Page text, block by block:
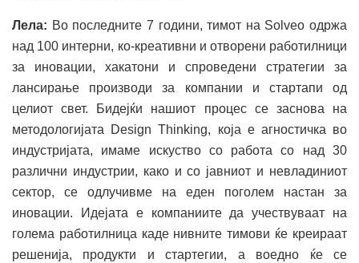
Лела: Во последните 7 години, тимот на Solveo одржа
над 100 интерни, ко-креативни и отворени работилници
за иновации, хакатони и спроведени стратегии за
лансирање производи за компании и стартапи од
целиот свет. Бидејќи нашиот процес се заснова на
методологијата Design Thinking, која е агностичка во
индустријата, имаме искуство со работа со над 30
различни индустрии, како и со јавниот и невладиниот
сектор, се одлучивме на еден поголем настан за
иновации. Идејата е компаниите да учествуваат на
голема работилница каде нивните тимови ќе креираат
решенија, продукти и стартегии, а воедно ќе се